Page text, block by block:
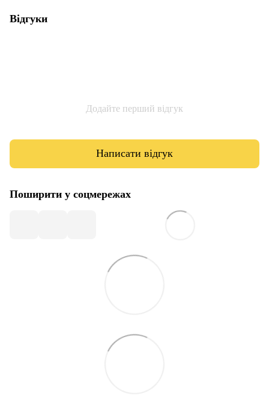
Відгуки
Додайте перший відгук
Написати відгук
Поширити у соцмережах